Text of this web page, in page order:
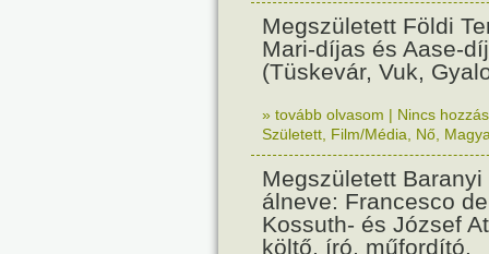
Megszületett Földi
Mari-díjas és Aase-
(Tüskevár, Vuk,
» tovább olvasom | Nincs
Született Film/Média Nő
Megszületett
álneve: Francesco
Kossuth- és József
költő, író, műfordító.